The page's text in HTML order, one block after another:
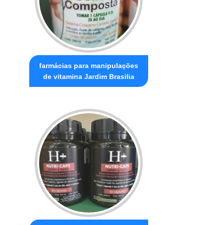
farmácias para manipulações
de vitamina Jardim Brasilia